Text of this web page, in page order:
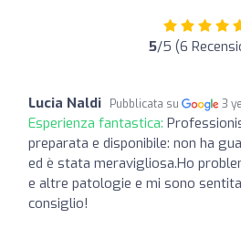
5/5 (6
Lucia Naldi Pubblicata su 3
Esperienza fantastica:
preparata e disponibile: non ha
ed è stata meravigliosa.Ho
e altre patologie e mi sono
consiglio!